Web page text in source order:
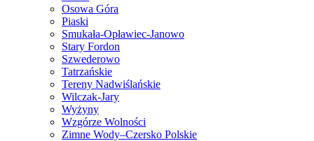
Osowa Góra
Piaski
Smukała-Opławiec-Janowo
Stary Fordon
Szwederowo
Tatrzańskie
Tereny Nadwiślańskie
Wilczak-Jary
Wyżyny
Wzgórze Wolności
Zimne Wody–Czersko Polskie